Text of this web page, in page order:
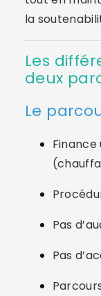
la
Les
deux
Le
Pas
Pas